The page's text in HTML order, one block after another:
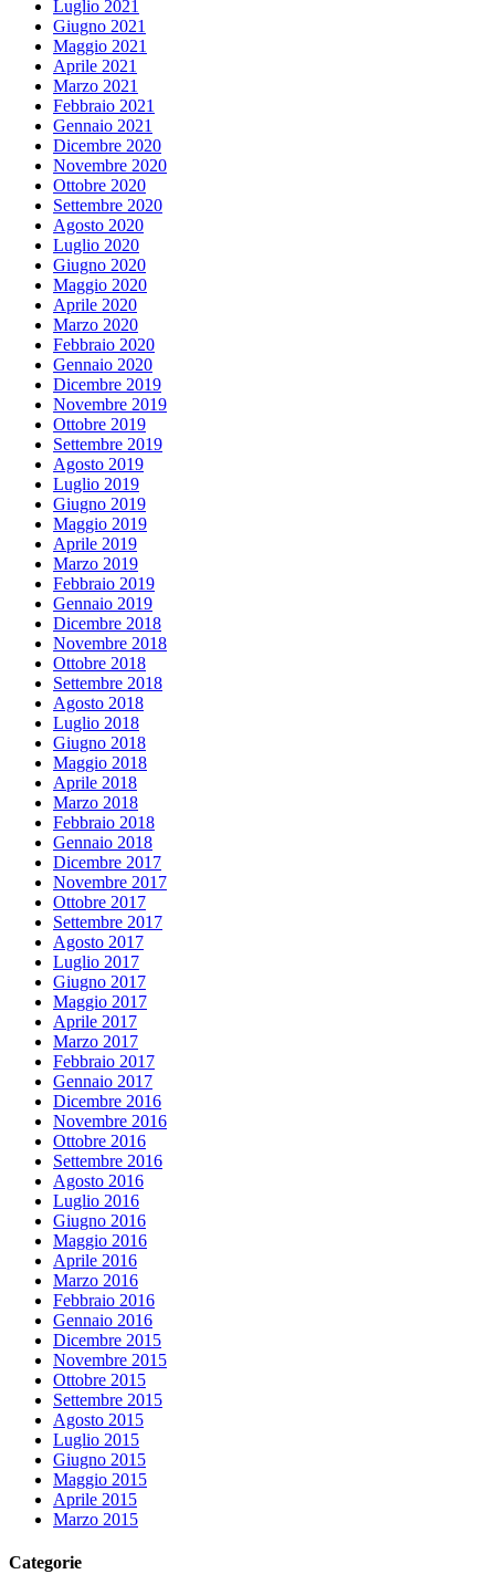
Luglio 2021
Giugno 2021
Maggio 2021
Aprile 2021
Marzo 2021
Febbraio 2021
Gennaio 2021
Dicembre 2020
Novembre 2020
Ottobre 2020
Settembre 2020
Agosto 2020
Luglio 2020
Giugno 2020
Maggio 2020
Aprile 2020
Marzo 2020
Febbraio 2020
Gennaio 2020
Dicembre 2019
Novembre 2019
Ottobre 2019
Settembre 2019
Agosto 2019
Luglio 2019
Giugno 2019
Maggio 2019
Aprile 2019
Marzo 2019
Febbraio 2019
Gennaio 2019
Dicembre 2018
Novembre 2018
Ottobre 2018
Settembre 2018
Agosto 2018
Luglio 2018
Giugno 2018
Maggio 2018
Aprile 2018
Marzo 2018
Febbraio 2018
Gennaio 2018
Dicembre 2017
Novembre 2017
Ottobre 2017
Settembre 2017
Agosto 2017
Luglio 2017
Giugno 2017
Maggio 2017
Aprile 2017
Marzo 2017
Febbraio 2017
Gennaio 2017
Dicembre 2016
Novembre 2016
Ottobre 2016
Settembre 2016
Agosto 2016
Luglio 2016
Giugno 2016
Maggio 2016
Aprile 2016
Marzo 2016
Febbraio 2016
Gennaio 2016
Dicembre 2015
Novembre 2015
Ottobre 2015
Settembre 2015
Agosto 2015
Luglio 2015
Giugno 2015
Maggio 2015
Aprile 2015
Marzo 2015
Categorie